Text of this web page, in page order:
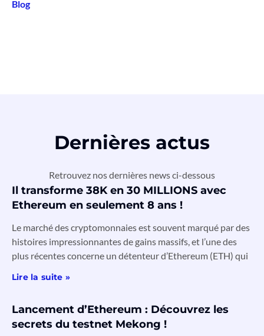
Blog
Dernières actus
Retrouvez nos dernières news ci-dessous
Il transforme 38K en 30 MILLIONS avec
Ethereum en seulement 8 ans !
Le marché des cryptomonnaies est souvent marqué par des
histoires impressionnantes de gains massifs, et l’une des
plus récentes concerne un détenteur d’Ethereum (ETH) qui
Lire la suite »
Lancement d’Ethereum : Découvrez les
secrets du testnet Mekong !